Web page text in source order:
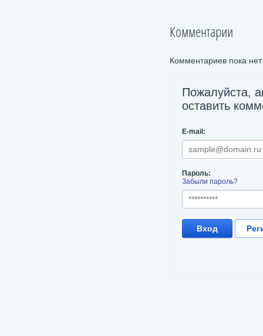
Комментарии
Комментариев пока нет
Пожалуйста,
оставить
E-mail:
Пароль:
Забыли пароль?
Вход